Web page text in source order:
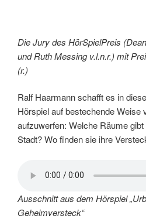
Die Jury des HörSpielPreis
und Ruth Messing v.l.n.r.) mit
(r.)
Ralf Haarmann schafft es in
Hörspiel auf bestechende Weise
aufzuwerfen: Welche Räume
Stadt? Wo finden sie ihre
Ausschnitt aus dem Hörspiel
Geheimversteck“